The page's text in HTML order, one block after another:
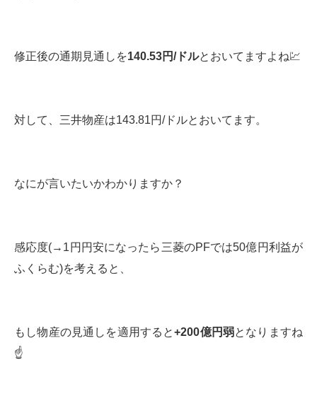
修正後の通期見通しを140.53円/ドルとおいてますよね💹
対して、三井物産は143.81円/ドルとおいてます。
なにが言いたいかわかりますか？
感応度(→1円円安になったら三菱のPFでは50億円利益が
ふくらむ)を考えると、
もし物産の見通しを適用すると+200億円弱となりますね
☝️